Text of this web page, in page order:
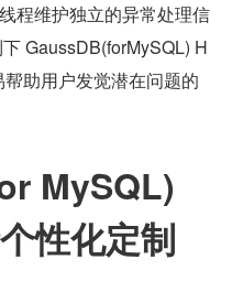
程维护独立的异常处理信
GaussDB(forMySQL) H
助用户发觉潜在问题的
MySQL)
性化定制